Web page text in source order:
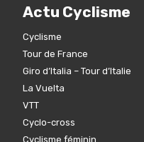
Actu Cyclisme
Cyclisme
Tour de France
Giro d’Italia – Tour d’Italie
La Vuelta
VTT
Cyclo-cross
Cyclisme féminin